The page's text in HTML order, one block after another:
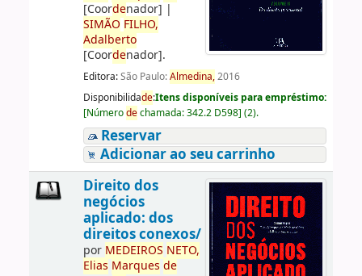
[Coordenador] |
SIMÃO FILHO,
Adalberto
[Coordenador].
Editora:São Paulo:Almedina,2016
Disponibilidade:Itens disponíveis para empréstimo:
[Númerodechamada:342.2 D598] (2).
Reservar
Adicionar ao seu carrinho
Direito dos
negócios
aplicado: dos
direitos conexos/
por MEDEIROS NETO,
Elias Marques de